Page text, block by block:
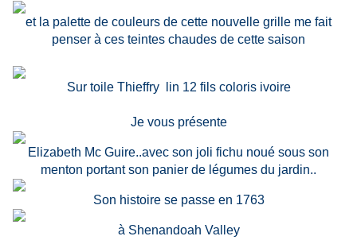
et la palette de couleurs de cette nouvelle grille me fait
penser à ces teintes chaudes de cette saison
Sur toile Thieffry lin 12 fils coloris ivoire
Je vous présente
Elizabeth Mc Guire..avec son joli fichu noué sous son
menton portant son panier de légumes du jardin..
Son histoire se passe en 1763
à Shenandoah Valley